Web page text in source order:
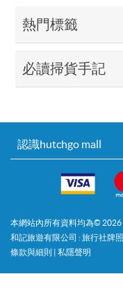
熱門標籤
必讀掃貨手記
認識hutchgo mall
本網站內所有資料均為© 2026
和記旅遊有限公司 : 旅行社牌
條款與細則 | 私隱聲明